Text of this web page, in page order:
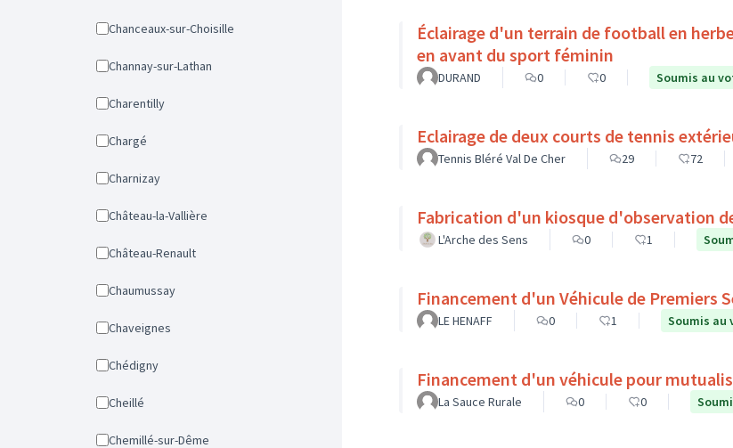
Chanceaux-sur-Choisille
Channay-sur-Lathan
Charentilly
Chargé
Charnizay
Château-la-Vallière
Château-Renault
Chaumussay
Chaveignes
Chédigny
Cheillé
Chemillé-sur-Dême
Éclairage d'un terrain de football en
en avant du sport féminin
DURAND 0 0 Soumis au
Eclairage de deux courts de tennis
Tennis Bléré Val De Cher 29 72
Fabrication d'un kiosque d'observation
L'Arche des Sens 0 1
Financement d'un Véhicule de Premiers
LE HENAFF 0 1 Soumis au
Financement d'un véhicule pour
La Sauce Rurale 0 0